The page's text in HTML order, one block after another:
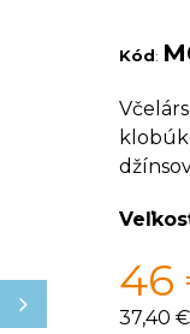
Kód:
46
37,40 €